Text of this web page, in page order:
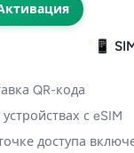
📱
QR-кода
с eSIM
доступа